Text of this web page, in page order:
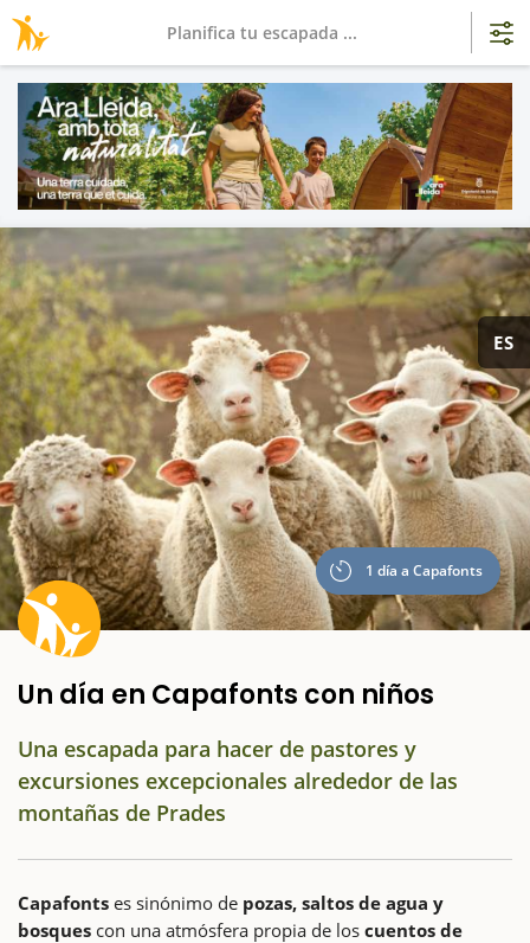
ES
Un día en Capafonts con niños
1 día a Capafonts
Una escapada para hacer de pastores y
excursiones excepcionales alrededor de las
montañas de Prades
Capafonts es sinónimo de pozas, saltos de agua y
bosques con una atmósfera propia de los cuentos de
Planifica tu escapada ...